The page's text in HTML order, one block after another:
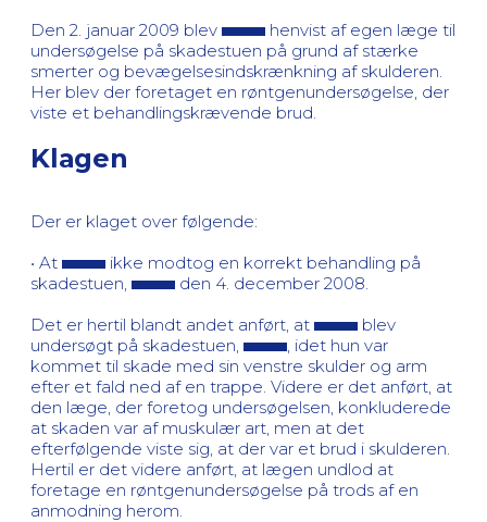
Den 2. januar 2009 blev
henvist af egen læge til
undersøgelse på skadestuen på grund af stærke
smerter og bevægelsesindskrænkning af skulderen.
Her blev der foretaget en røntgenundersøgelse, der
viste et behandlingskrævende brud.
Klagen
Der er klaget over følgende:
• At
ikke modtog en korrekt behandling på
skadestuen,
den 4. december 2008.
Det er hertil blandt andet anført, at
blev
undersøgt på skadestuen,
, idet hun var
kommet til skade med sin venstre skulder og arm
efter et fald ned af en trappe. Videre er det anført, at
den læge, der foretog undersøgelsen, konkluderede
at skaden var af muskulær art, men at det
efterfølgende viste sig, at der var et brud i skulderen.
Hertil er det videre anført, at lægen undlod at
foretage en røntgenundersøgelse på trods af en
anmodning herom.